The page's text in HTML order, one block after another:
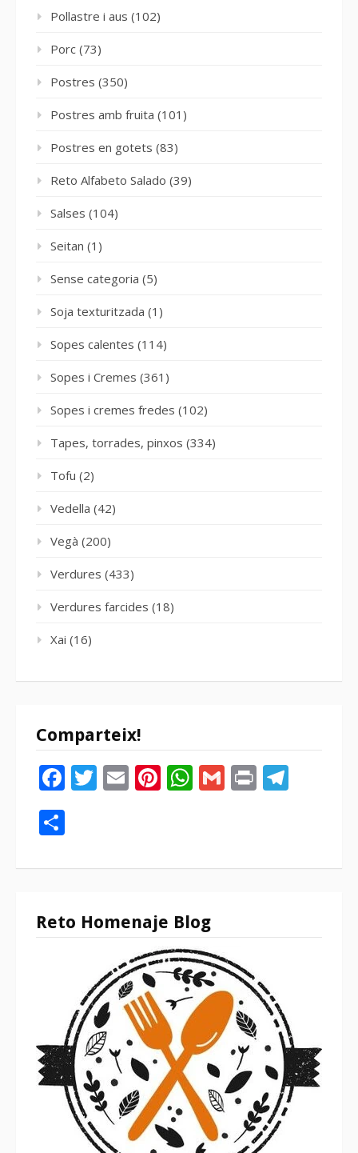
Pollastre i aus (102)
Porc (73)
Postres (350)
Postres amb fruita (101)
Postres en gotets (83)
Reto Alfabeto Salado (39)
Salses (104)
Seitan (1)
Sense categoria (5)
Soja texturitzada (1)
Sopes calentes (114)
Sopes i Cremes (361)
Sopes i cremes fredes (102)
Tapes, torrades, pinxos (334)
Tofu (2)
Vedella (42)
Vegà (200)
Verdures (433)
Verdures farcides (18)
Xai (16)
Comparteix!
Facebook
Twitter
EmailPinterest
WhatsApp
Gmail
Print
Reto Homenaje Blog